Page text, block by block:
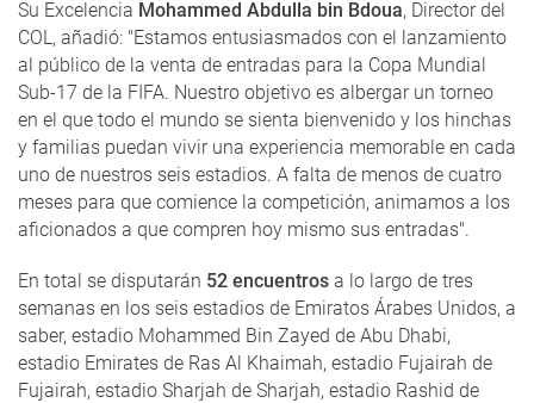
Su Excelencia Mohammed Abdulla bin Bdoua, Director del
COL, añadió: "Estamos entusiasmados con el lanzamiento
al público de la venta de entradas para la Copa Mundial
Sub-17 de la FIFA. Nuestro objetivo es albergar un torneo
en el que todo el mundo se sienta bienvenido y los hinchas
y familias puedan vivir una experiencia memorable en cada
uno de nuestros seis estadios. A falta de menos de cuatro
meses para que comience la competición, animamos a los
aficionados a que compren hoy mismo sus entradas".
En total se disputarán 52 encuentros a lo largo de tres
semanas en los seis estadios de Emiratos Árabes Unidos, a
saber, estadio Mohammed Bin Zayed de Abu Dhabi,
estadio Emirates de Ras Al Khaimah, estadio Fujairah de
Fujairah, estadio Sharjah de Sharjah, estadio Rashid de